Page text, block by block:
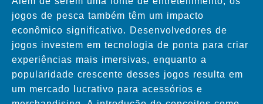
jogos de pesca também têm um impacto
econômico significativo. Desenvolvedores de
jogos investem em tecnologia de ponta para criar
experiências mais imersivas, enquanto a
popularidade crescente desses jogos resulta em
um mercado lucrativo para acessórios e